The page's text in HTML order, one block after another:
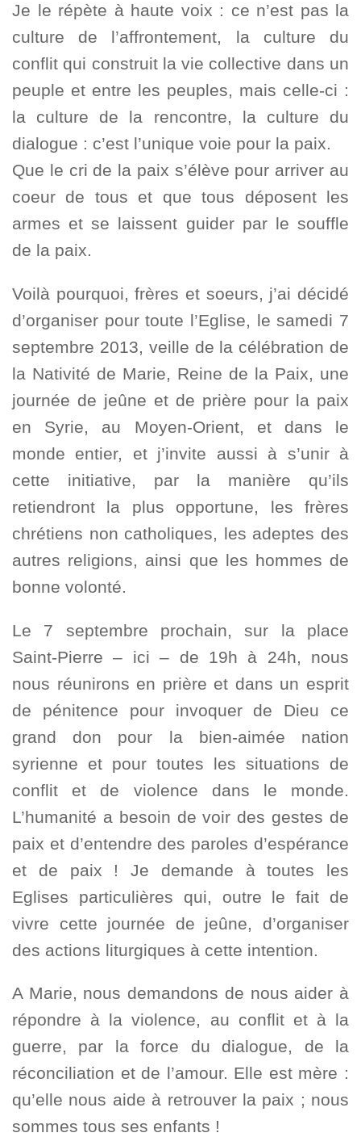
Je le répète à haute voix : ce n’est pas la
culture de l’affrontement, la culture du
conflit qui construit la vie collective dans un
peuple et entre les peuples, mais celle-ci :
la culture de la rencontre, la culture du
dialogue : c’est l’unique voie pour la paix.
Que le cri de la paix s’élève pour arriver au
coeur de tous et que tous déposent les
armes et se laissent guider par le souffle
de la paix.
Voilà pourquoi, frères et soeurs, j’ai décidé
d’organiser pour toute l’Eglise, le samedi 7
septembre 2013, veille de la célébration de
la Nativité de Marie, Reine de la Paix, une
journée de jeûne et de prière pour la paix
en Syrie, au Moyen-Orient, et dans le
monde entier, et j’invite aussi à s’unir à
cette initiative, par la manière qu’ils
retiendront la plus opportune, les frères
chrétiens non catholiques, les adeptes des
autres religions, ainsi que les hommes de
bonne volonté.
Le 7 septembre prochain, sur la place
Saint-Pierre – ici – de 19h à 24h, nous
nous réunirons en prière et dans un esprit
de pénitence pour invoquer de Dieu ce
grand don pour la bien-aimée nation
syrienne et pour toutes les situations de
conflit et de violence dans le monde.
L’humanité a besoin de voir des gestes de
paix et d’entendre des paroles d’espérance
et de paix ! Je demande à toutes les
Eglises particulières qui, outre le fait de
vivre cette journée de jeûne, d’organiser
des actions liturgiques à cette intention.
A Marie, nous demandons de nous aider à
répondre à la violence, au conflit et à la
guerre, par la force du dialogue, de la
réconciliation et de l’amour. Elle est mère :
qu’elle nous aide à retrouver la paix ; nous
sommes tous ses enfants !